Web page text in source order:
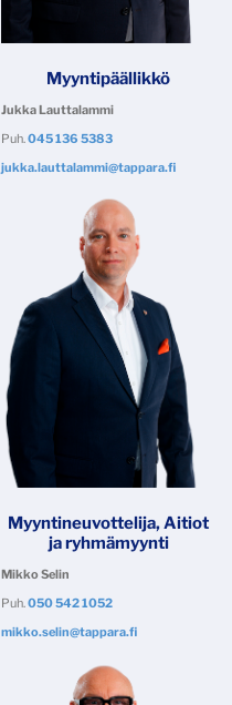
Myyntipäällikkö
Jukka Lauttalammi
Puh.045 136 5383
​​​​​​​jukka.lauttalammi@tappara.fi
Myyntineuvottelija, Aitiot
ja ryhmämyynti
Mikko Selin
Puh.050 542 1052
mikko.selin@tappara.fi